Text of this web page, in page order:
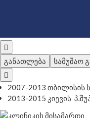
განათლება სამუშაო
2007-2013 თბილისის
2013-2015 კიევის